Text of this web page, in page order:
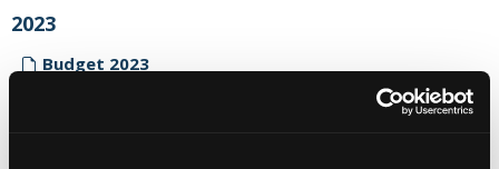
2023
Budget 2023